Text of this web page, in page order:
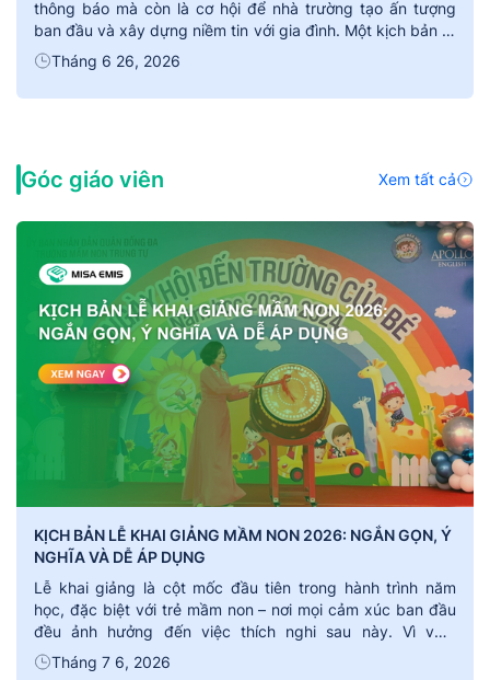
thông báo mà còn là cơ hội để nhà trường tạo ấn tượng
ban đầu và xây dựng niềm tin với gia đình. Một kịch bản rõ
ràng, có trình tự hợp lý sẽ giúp buổi họp diễn ra nhẹ
nhàng, hiệu quả và […]
Tháng 6 26, 2026
Góc giáo viên Xem tất cả
KỊCH BẢN LỄ KHAI GIẢNG MẦM NON 2026: NGẮN GỌN, Ý
NGHĨA VÀ DỄ ÁP DỤNG
Lễ khai giảng là cột mốc đầu tiên trong hành trình năm
học, đặc biệt với trẻ mầm non – nơi mọi cảm xúc ban đầu
đều ảnh hưởng đến việc thích nghi sau này. Vì vậy,
một kịch bản lễ khai giảng mầm non được chuẩn bị hợp lý
sẽ giúp buổi lễ diễn ra nhẹ […]
Tháng 7 6, 2026